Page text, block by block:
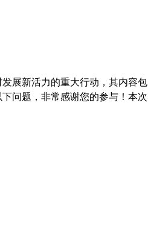
展新活力的重大行动，其内容包
问题，非常感谢您的参与！本次